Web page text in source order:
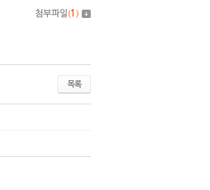
첨부파일 (1 )
목록